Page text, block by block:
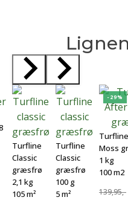
Turfline
Classic
græsfrø
2,1 kg
105 m²
Turfline
Classic
græsfrø
100 g
5 m²
-29%
Moss
1 kg
100 m2
139,95,-
Den
Den